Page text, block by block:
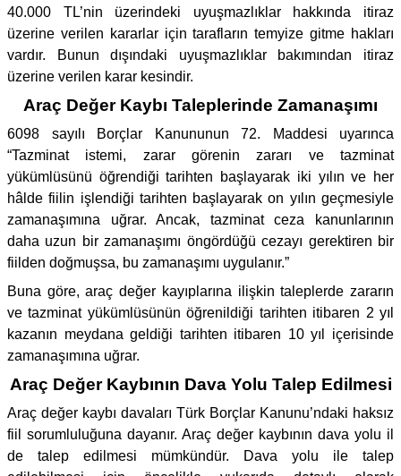
40.000 TL’nin üzerindeki uyuşmazlıklar hakkında itiraz
üzerine verilen kararlar için tarafların temyize gitme hakları
vardır. Bunun dışındaki uyuşmazlıklar bakımından itiraz
üzerine verilen karar kesindir.
Araç Değer Kaybı Taleplerinde Zamanaşımı
6098 sayılı Borçlar Kanununun 72. Maddesi uyarınca
“Tazminat istemi, zarar görenin zararı ve tazminat
yükümlüsünü öğrendiği tarihten başlayarak iki yılın ve her
hâlde fiilin işlendiği tarihten başlayarak on yılın geçmesiyle
zamanaşımına uğrar. Ancak, tazminat ceza kanunlarının
daha uzun bir zamanaşımı öngördüğü cezayı gerektiren bir
fiilden doğmuşsa, bu zamanaşımı uygulanır.”
Buna göre, araç değer kayıplarına ilişkin taleplerde zararın
ve tazminat yükümlüsünün öğrenildiği tarihten itibaren 2 yıl
kazanın meydana geldiği tarihten itibaren 10 yıl içerisinde
zamanaşımına uğrar.
Araç Değer Kaybının Dava Yolu Talep Edilmesi
Araç değer kaybı davaları Türk Borçlar Kanunu’ndaki haksız
fiil sorumluluğuna dayanır. Araç değer kaybının dava yolu il
de talep edilmesi mümkündür. Dava yolu ile talep